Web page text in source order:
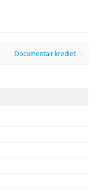
Documentair krediet →